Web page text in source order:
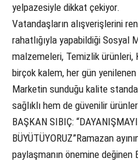
yelpazesiyle dikkat çekiyor.
Vatandaşların alışverişlerini
rahatlığıyla yapabildiği Sosyal
malzemeleri, Temizlik ürünleri,
birçok kalem, her gün
Marketin sunduğu kalite
sağlıklı hem de güvenilir
BAŞKAN SIBIÇ:
BÜYÜTÜYORUZ”Ramazan
paylaşmanın önemine değinen